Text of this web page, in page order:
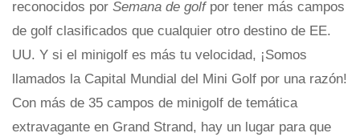
reconocidos por Semana de golf por tener más campos
de golf clasificados que cualquier otro destino de EE.
UU. Y si el minigolf es más tu velocidad, ¡Somos
llamados la Capital Mundial del Mini Golf por una razón!
Con más de 35 campos de minigolf de temática
extravagante en Grand Strand, hay un lugar para que